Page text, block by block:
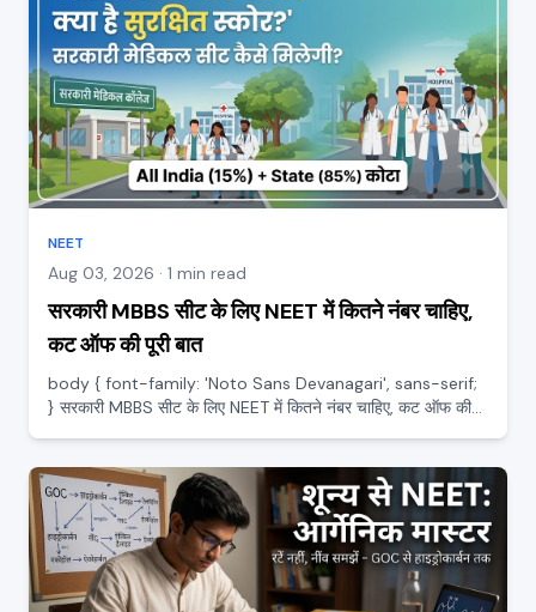
NEET
Aug 03, 2026 · 1 min read
सरकारी MBBS सीट के लिए NEET में कितने नंबर चाहिए,
कट ऑफ की पूरी बात
body { font-family: 'Noto Sans Devanagari', sans-serif;
} सरकारी MBBS सीट के लिए NEET में कितने नंबर चाहिए, कट ऑफ की